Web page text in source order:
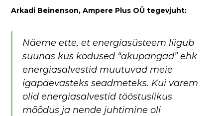
Arkadi Beinenson, Ampere Plus OÜ tegevjuht:
Näeme ette, et energiasüsteem liigub
suunas kus kodused “akupangad” ehk
energiasalvestid muutuvad meie
igapäevasteks seadmeteks. Kui varem
olid energiasalvestid tööstuslikus
mõõdus ja nende juhtimine oli